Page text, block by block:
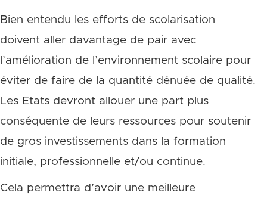
Bien entendu les efforts de scolarisation
doivent aller davantage de pair avec
l’amélioration de l’environnement scolaire pour
éviter de faire de la quantité dénuée de qualité.
Les Etats devront allouer une part plus
conséquente de leurs ressources pour soutenir
de gros investissements dans la formation
initiale, professionnelle et/ou continue.
Cela permettra d’avoir une meilleure